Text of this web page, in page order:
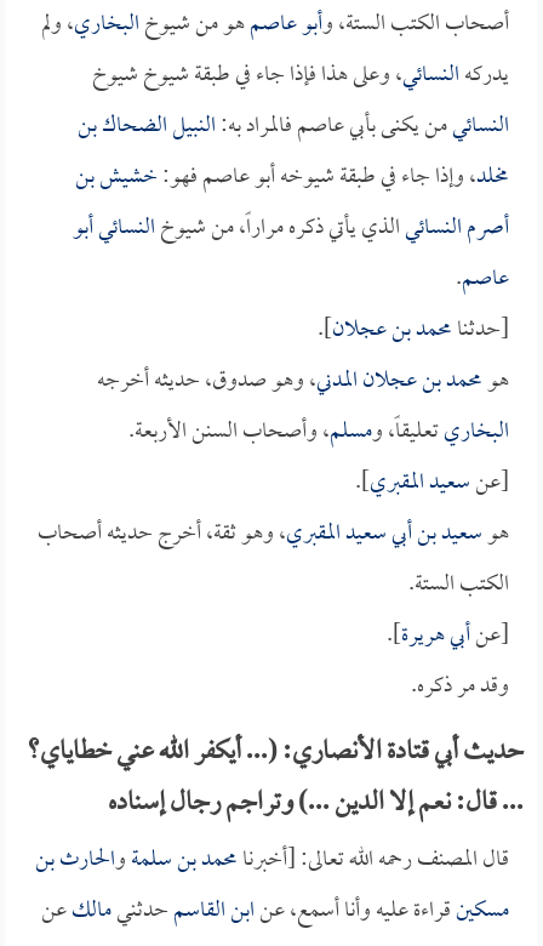
أصحاب الكتب الستة، وأبو عاصمهو من شيوخالبخاري، ولم
يدركهالنسائي، وعلى هذا فإذا جاء في طبقة شيوخ شيوخ
النسائيمن يكنى بأبي عاصم فالمراد به:النبيل الضحاك بن
مخلد، وإذا جاء في طبقة شيوخه أبو عاصم فهو:خشيش بن
أصرم النسائيالذي يأتي ذكره مراراً، من شيوخالنسائيأبو
عاصم.
[حدثنامحمد بن عجلان].
هومحمد بن عجلان المدني، وهو صدوق، حديثه أخرجه
البخاريتعليقاً، ومسلم، وأصحاب السنن الأربعة.
[عنسعيد المقبري].
هوسعيد بن أبي سعيد المقبري، وهو ثقة، أخرج حديثه أصحاب
الكتب الستة.
[عنأبي هريرة].
وقد مر ذكره.
حديث أبي قتادة الأنصاري: (... أيكفر الله عني خطاياي؟
... قال: نعم إلا الدين ...) وتراجم رجال إسناده
قال المصنف رحمه الله تعالى: [أخبرنامحمد بن سلمةوالحارث بن
مسكينقراءة عليه وأنا أسمع، عنابن القاسمحدثنيمالكعن